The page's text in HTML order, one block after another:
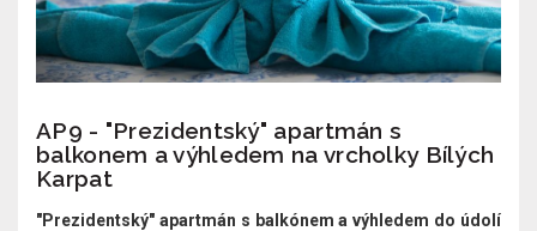
AP9 - "Prezidentský" apartmán s
balkonem a výhledem na vrcholky Bílých
Karpat
"Prezidentský" apartmán s balkónem a výhledem do údolí